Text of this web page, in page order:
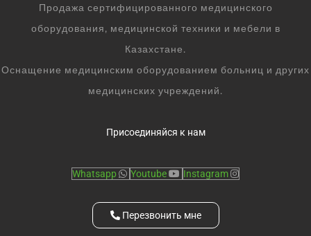
Продажа сертифицированного медицинского
оборудования, медицинской техники и мебели в
Казахстане.
Оснащение медицинским оборудованием больниц и других
медицинских учреждений.
Присоединяйся к нам
Whatsapp Youtube Instagram
Перезвонить мне